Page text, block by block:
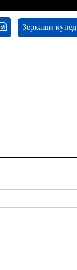
Зеркашӣ кунед